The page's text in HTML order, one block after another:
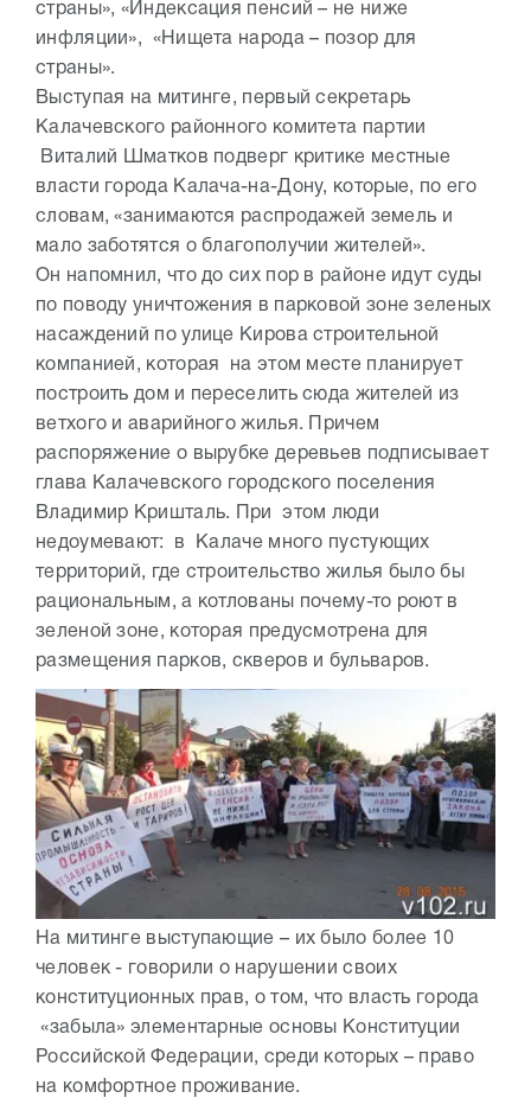
страны», «Индексация пенсий – не ниже
инфляции», «Нищета народа – позор для
страны».
Выступая на митинге, первый секретарь
Калачевского районного комитета партии
Виталий Шматков подверг критике местные
власти города Калача-на-Дону, которые, по его
словам, «занимаются распродажей земель и
мало заботятся о благополучии жителей».
Он напомнил, что до сих пор в районе идут суды
по поводу уничтожения в парковой зоне зеленых
насаждений по улице Кирова строительной
компанией, которая на этом месте планирует
построить дом и переселить сюда жителей из
ветхого и аварийного жилья. Причем
распоряжение о вырубке деревьев подписывает
глава Калачевского городского поселения
Владимир Кришталь. При этом люди
недоумевают: в Калаче много пустующих
территорий, где строительство жилья было бы
рациональным, а котлованы почему-то роют в
зеленой зоне, которая предусмотрена для
размещения парков, скверов и бульваров.
На митинге выступающие – их было более 10
человек - говорили о нарушении своих
конституционных прав, о том, что власть города
«забыла» элементарные основы Конституции
Российской Федерации, среди которых – право
на комфортное проживание.